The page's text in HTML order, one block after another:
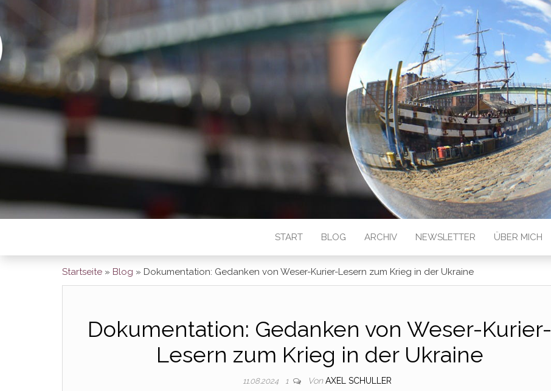
BREMEN SO GESEHEN
START BLOG ARCHIV NEWSLETTER ÜBER MICH
Startseite » Blog » Dokumentation: Gedanken von Weser-Kurier-Lesern zum Krieg in der Ukraine
Dokumentation: Gedanken von Weser-Kurier-
Lesern zum Krieg in der Ukraine
11.08.2024 1 Von AXEL SCHULLER